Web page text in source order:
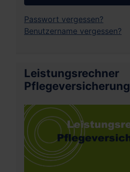
Passwort vergessen?
Benutzername vergessen?
Leistungsrechner
Pflegeversicherung